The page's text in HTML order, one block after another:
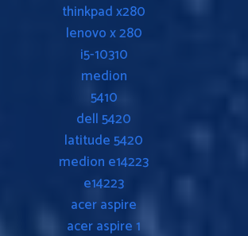
thinkpad x280
lenovo x 280
i5-10310
medion
5410
dell 5420
latitude 5420
medion e14223
e14223
acer aspire
acer aspire 1